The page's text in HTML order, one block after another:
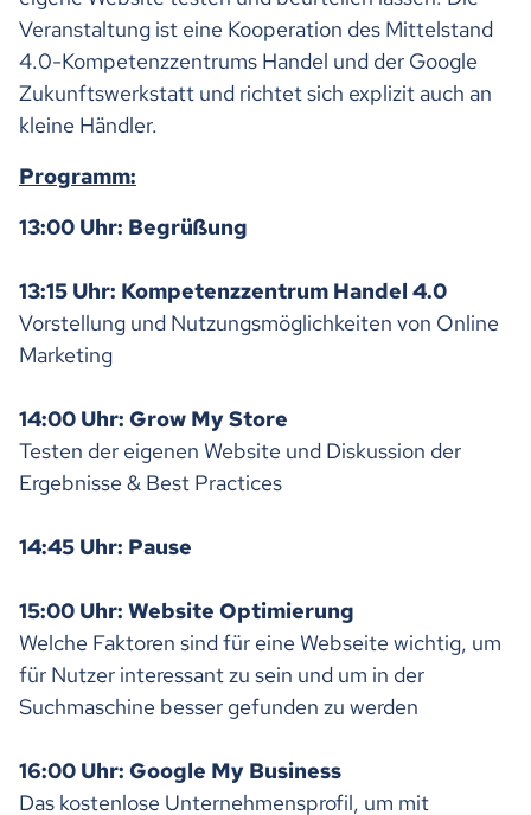
Veranstaltung ist eine Kooperation des Mittelstand
4.0-Kompetenzzentrums Handel und der Google
Zukunftswerkstatt und richtet sich explizit auch an
kleine Händler.
Programm:
13:00 Uhr: Begrüßung
13:15 Uhr: Kompetenzzentrum Handel 4.0
Vorstellung und Nutzungsmöglichkeiten von Online
Marketing
14:00 Uhr: Grow My Store
Testen der eigenen Website und Diskussion der
Ergebnisse & Best Practices
14:45 Uhr: Pause
15:00 Uhr: Website Optimierung
Welche Faktoren sind für eine Webseite wichtig, um
für Nutzer interessant zu sein und um in der
Suchmaschine besser gefunden zu werden
16:00 Uhr: Google My Business
Das kostenlose Unternehmensprofil, um mit